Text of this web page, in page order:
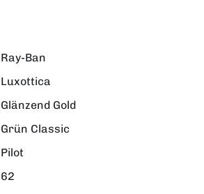
Ray-Ban
Luxottica
Glänzend Gold
Grün Classic
Pilot
62